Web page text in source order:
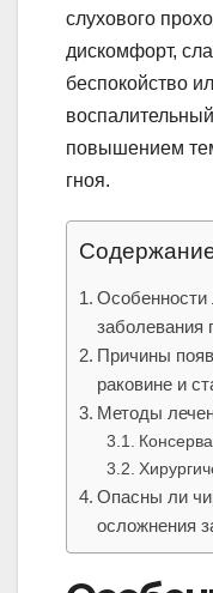
слухового
дискомфорт,
беспокойство
повышением
гноя.
Особенности
Причины
раковине и
Методы
Опасны ли
осложнения